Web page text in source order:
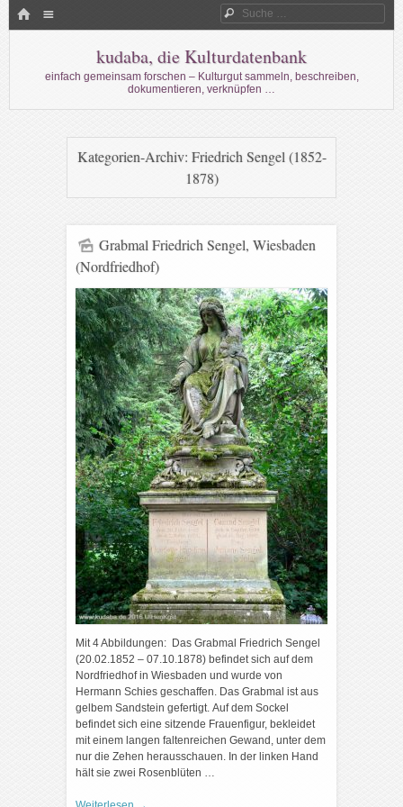
HOME Suche
kudaba, die Kulturdatenbank
einfach gemeinsam forschen – Kulturgut sammeln, beschreiben,
dokumentieren, verknüpfen …
Kategorien-Archiv: Friedrich Sengel (1852-
1878)
Grabmal Friedrich Sengel, Wiesbaden
(Nordfriedhof)
Mit 4 Abbildungen: Das Grabmal Friedrich Sengel
(20.02.1852 – 07.10.1878) befindet sich auf dem
Nordfriedhof in Wiesbaden und wurde von
Hermann Schies geschaffen. Das Grabmal ist aus
gelbem Sandstein gefertigt. Auf dem Sockel
befindet sich eine sitzende Frauenfigur, bekleidet
mit einem langen faltenreichen Gewand, unter dem
nur die Zehen herausschauen. In der linken Hand
hält sie zwei Rosenblüten …